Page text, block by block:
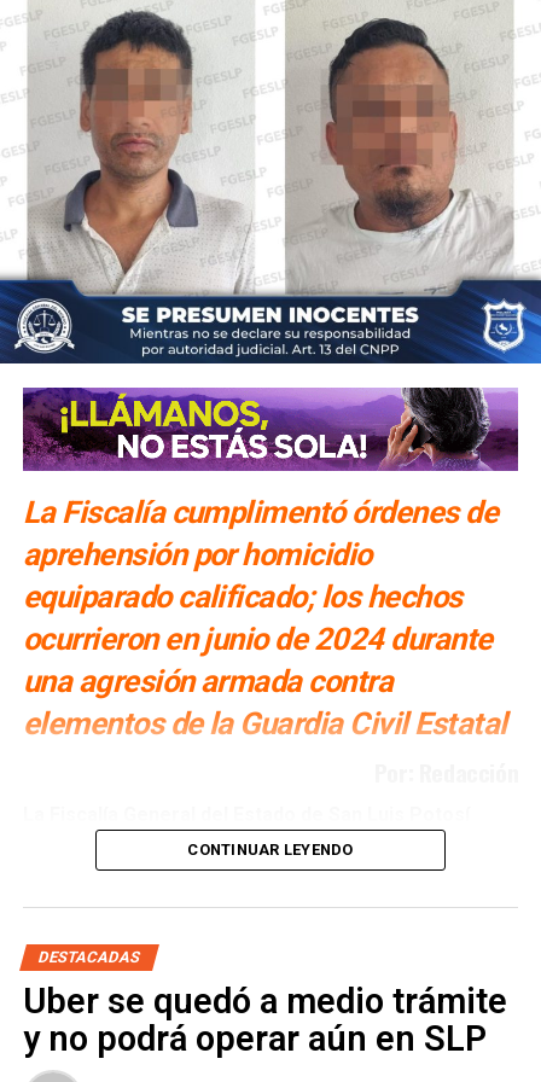
La Fiscalía cumplimentó órdenes de
aprehensión por homicidio
equiparado calificado; los hechos
ocurrieron en junio de 2024 durante
una agresión armada contra
elementos de la Guardia Civil Estatal
(FGESLP) informó el cumplimiento de cuatro órdenes de
aprehensión en contra de igual número de personas,
armado contra elementos de la Guardia Civil Estatal (GCE)
registrado en el municipio de San Ciro de Acosta, donde
un agente perdió la vida.
De acuerdo con la institución, las investigaciones
CONTINUAR LEYENDO
DESTACADAS
Uber se quedó a medio trámite
y no podrá operar aún en SLP